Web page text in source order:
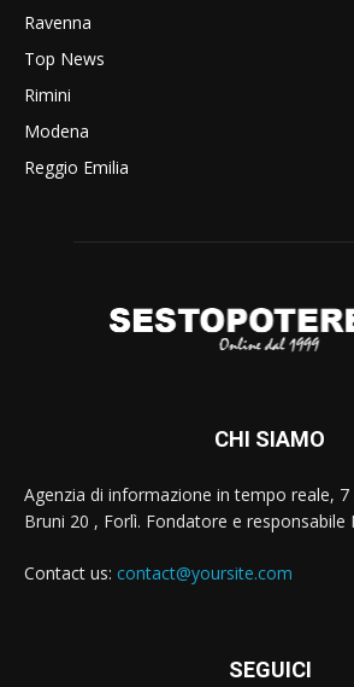
Ravenna
Top News
Rimini
Modena
Reggio Emilia
CHI SIAMO
Agenzia di informazione in tempo reale, 7
Bruni 20 , Forlì. Fondatore e responsabile
Contact us: contact@yoursite.com
SEGUICI